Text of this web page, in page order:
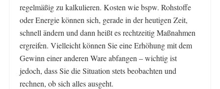
regelmäßig zu kalkulieren. Kosten wie bspw. Rohstoffe
oder Energie können sich, gerade in der heutigen Zeit,
schnell ändern und dann heißt es rechtzeitig Maßnahmen
ergreifen. Vielleicht können Sie eine Erhöhung mit dem
Gewinn einer anderen Ware abfangen – wichtig ist
jedoch, dass Sie die Situation stets beobachten und
rechnen, ob sich alles ausgeht.